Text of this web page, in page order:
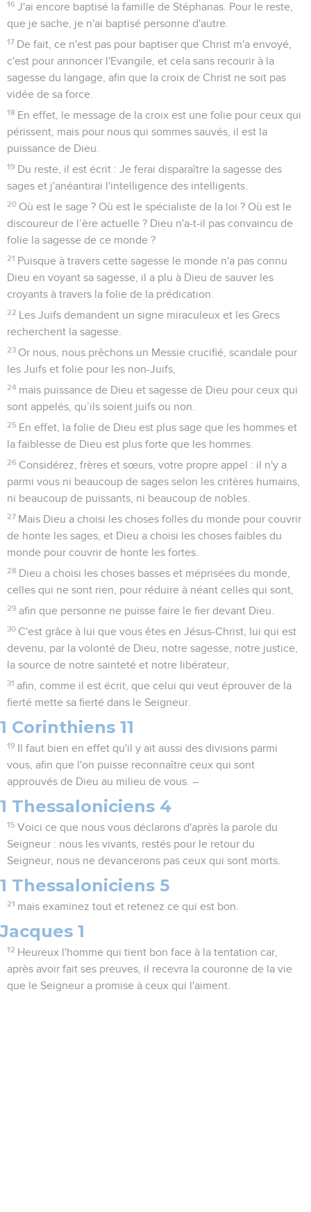
16 J'ai encore baptisé la famille de Stéphanas. Pour le reste,
que je sache, je n'ai baptisé personne d'autre.
17 De fait, ce n'est pas pour baptiser que Christ m'a envoyé,
c'est pour annoncer l'Evangile, et cela sans recourir à la
sagesse du langage, afin que la croix de Christ ne soit pas
vidée de sa force.
18 En effet, le message de la croix est une folie pour ceux qui
périssent, mais pour nous qui sommes sauvés, il est la
puissance de Dieu.
19 Du reste, il est écrit : Je ferai disparaître la sagesse des
sages et j'anéantirai l'intelligence des intelligents.
20 Où est le sage ? Où est le spécialiste de la loi ? Où est le
discoureur de l’ère actuelle ? Dieu n'a-t-il pas convaincu de
folie la sagesse de ce monde ?
21 Puisque à travers cette sagesse le monde n'a pas connu
Dieu en voyant sa sagesse, il a plu à Dieu de sauver les
croyants à travers la folie de la prédication.
22
Les Juifs demandent un signe miraculeux et les Grecs
recherchent la sagesse.
23 Or nous, nous prêchons un Messie crucifié, scandale pour
les Juifs et folie pour les non-Juifs,
24 mais puissance de Dieu et sagesse de Dieu pour ceux qui
sont appelés, qu’ils soient juifs ou non.
25 En effet, la folie de Dieu est plus sage que les hommes et
la faiblesse de Dieu est plus forte que les hommes.
26 Considérez, frères et sœurs, votre propre appel : il n'y a
parmi vous ni beaucoup de sages selon les critères humains,
ni beaucoup de puissants, ni beaucoup de nobles.
27 Mais Dieu a choisi les choses folles du monde pour couvrir
de honte les sages, et Dieu a choisi les choses faibles du
monde pour couvrir de honte les fortes.
28 Dieu a choisi les choses basses et méprisées du monde,
celles qui ne sont rien, pour réduire à néant celles qui sont,
29 afin que personne ne puisse faire le fier devant Dieu.
30 C'est grâce à lui que vous êtes en Jésus-Christ, lui qui est
devenu, par la volonté de Dieu, notre sagesse, notre justice,
la source de notre sainteté et notre libérateur,
31 afin, comme il est écrit, que celui qui veut éprouver de la
fierté mette sa fierté dans le Seigneur.
1 Corinthiens 11
19
Il faut bien en effet qu'il y ait aussi des divisions parmi
vous, afin que l'on puisse reconnaître ceux qui sont
approuvés de Dieu au milieu de vous. –
1 Thessaloniciens 4
15 Voici ce que nous vous déclarons d'après la parole du
Seigneur : nous les vivants, restés pour le retour du
Seigneur, nous ne devancerons pas ceux qui sont morts.
1 Thessaloniciens 5
21 mais examinez tout et retenez ce qui est bon.
Jacques 1
12 Heureux l'homme qui tient bon face à la tentation car,
après avoir fait ses preuves, il recevra la couronne de la vie
que le Seigneur a promise à ceux qui l'aiment.